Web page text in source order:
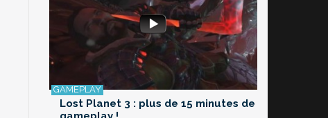
Lost Planet 3 : plus de 15 minutes de